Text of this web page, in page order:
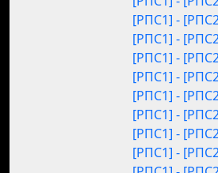
[РПС1] -
[РПС1] -
[РПС1] -
[РПС1] -
[РПС1] -
[РПС1] -
[РПС1] -
[РПС1] -